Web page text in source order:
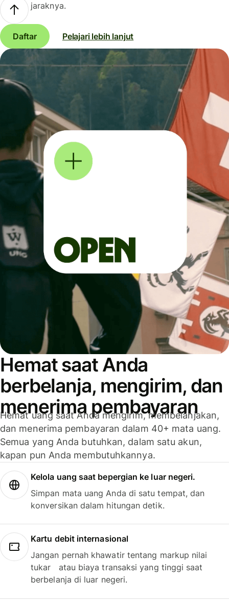
jaraknya.
Daftar Pelajari lebih lanjut
Hemat saat Anda
berbelanja, mengirim, dan
menerima pembayaran
Hemat uang saat Anda mengirim, membelanjakan,
dan menerima pembayaran dalam 40+ mata uang.
Semua yang Anda butuhkan, dalam satu akun,
kapan pun Anda membutuhkannya.
Kelola uang saat bepergian ke luar negeri.
Simpan mata uang Anda di satu tempat, dan
konversikan dalam hitungan detik.
Kartu debit internasional
Jangan pernah khawatir tentang markup nilai
tukar atau biaya transaksi yang tinggi saat
berbelanja di luar negeri.